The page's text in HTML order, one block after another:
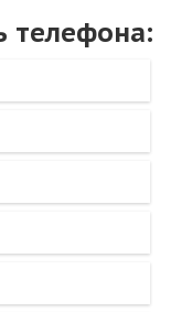
телефона: